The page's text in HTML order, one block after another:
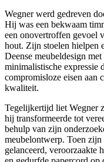
Wegner werd gedreven
Hij was een bekwaam
een onovertroffen gevoel
hout. Zijn stoelen hielpen
Deense meubeldesign
minimalistische expressie
compromisloze eisen aan
kwaliteit.
Tegelijkertijd liet Wegner
hij transformeerde tot
behulp van zijn
meubelontwerp. Toen
gelanceerd, veroorzaakte